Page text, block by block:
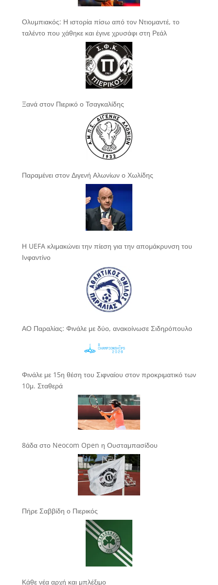
Ολυμπιακός: Η ιστορία πίσω από τον Ντιομαντέ, το
ταλέντο που χάθηκε και έγινε χρυσάφι στη Ρεάλ
Ξανά στον Πιερικό ο Τσαγκαλίδης
Παραμένει στον Διγενή Αλωνίων ο Χωλίδης
Η UEFA κλιμακώνει την πίεση για την απομάκρυνση του
Ινφαντίνο
ΑΟ Παραλίας: Φινάλε με δύο, ανακοίνωσε Σιδηρόπουλο
Φινάλε με 15η θέση του Σιφναίου στον προκριματικό των
10μ. Σταθερά
8άδα στο Neocom Open η Ουσταμπασίδου
Πήρε Σαββίδη ο Πιερικός
Κάθε νέα αρχή και μπλέξιμο